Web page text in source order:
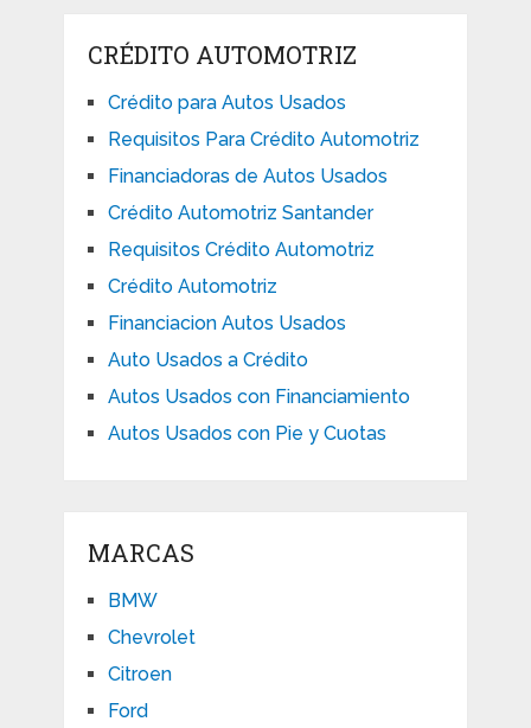
CRÉDITO AUTOMOTRIZ
Crédito para Autos Usados
Requisitos Para Crédito Automotriz
Financiadoras de Autos Usados
Crédito Automotriz Santander
Requisitos Crédito Automotriz
Crédito Automotriz
Financiacion Autos Usados
Auto Usados a Crédito
Autos Usados con Financiamiento
Autos Usados con Pie y Cuotas
MARCAS
BMW
Chevrolet
Citroen
Ford